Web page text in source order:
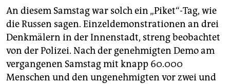
An diesem Samstag war solch ein „Piket“-Tag, wie
die Russen sagen. Einzeldemonstrationen an drei
Denkmälern in der Innenstadt, streng beobachtet
von der Polizei. Nach der genehmigten Demo am
vergangenen Samstag mit knapp 60.000
Menschen und den ungenehmigten vor zwei und